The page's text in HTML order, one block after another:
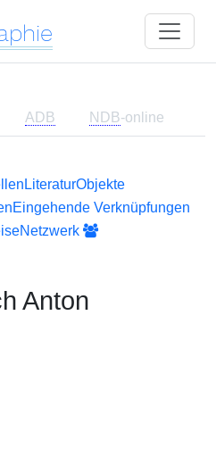
ADB NDB-online
LiteraturObjekte
Eingehende Verknüpfungen
Netzwerk
Anton